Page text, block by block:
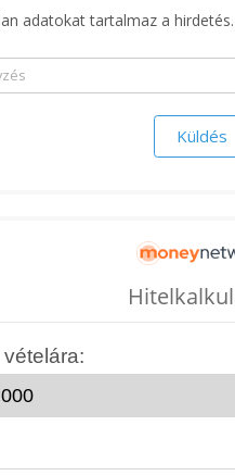
adatokat tartalmaz a hirdetés.